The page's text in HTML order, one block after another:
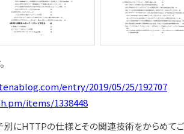
entry/2019/05/25/192707
items/1338448
にHTTPの仕様とその関連技術をからめて